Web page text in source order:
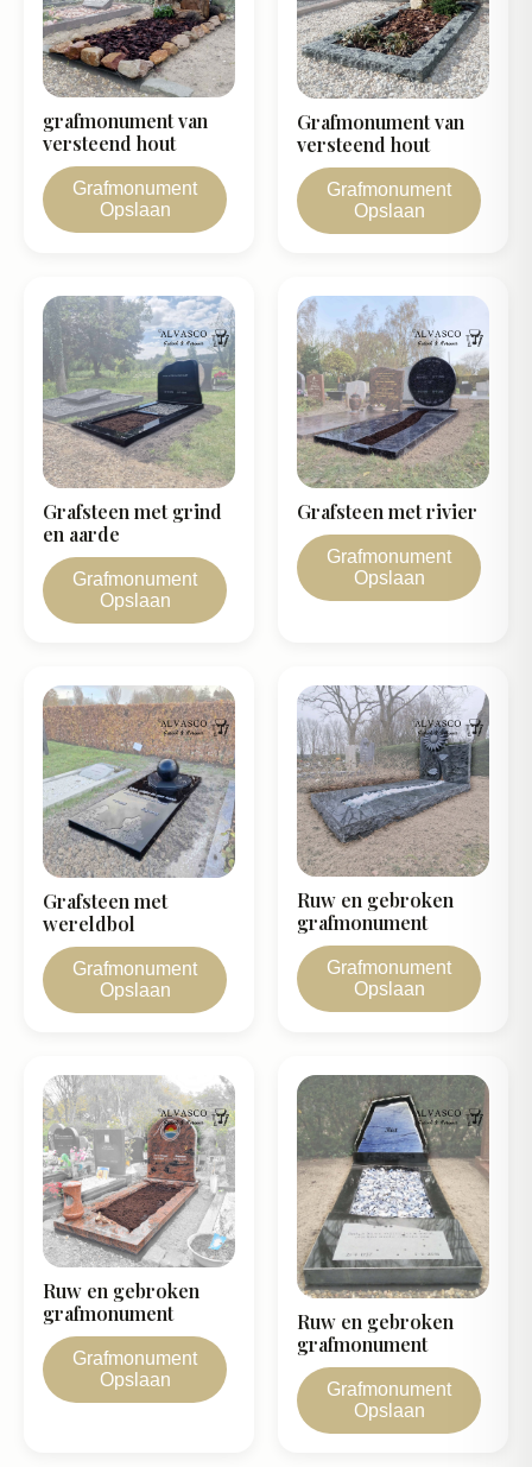
Grafmonument
Opslaan
grafmonument van
versteend hout
Grafmonument
Opslaan
Grafmonument van
versteend hout
Grafmonument
Opslaan
Grafsteen met grind
en aarde
Grafmonument
Opslaan
Grafsteen met rivier
Grafmonument
Opslaan
Grafsteen met
wereldbol
Grafmonument
Opslaan
Ruw en gebroken
grafmonument
Grafmonument
Opslaan
Ruw en gebroken
grafmonument
Grafmonument
Opslaan
Ruw en gebroken
grafmonument